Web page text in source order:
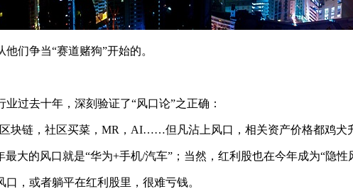
们争当“赛道赌狗”开始的。
过去十年，深刻验证了“风口论”之正确：
块链，社区买菜，MR，AI……但凡沾上风口，相关资产价格都鸡犬
大的风口就是“华为+手机/汽车”；当然，红利股也在今年成为“隐性
，或者躺平在红利股里，很难亏钱。